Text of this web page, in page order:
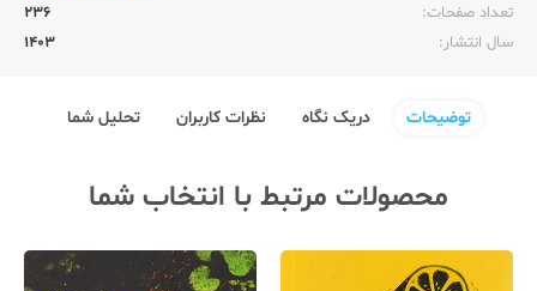
تعداد صفحات:‌
236
سال انتشار:‌
1403
توضیحات دریک نگاه نظرات کاربران تحلیل شما
محصولات مرتبط با انتخاب شما